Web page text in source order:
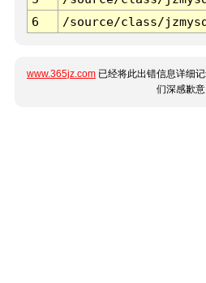
6
/source/class/
www.365jz.com 已经将此出错信息详细
们深感歉